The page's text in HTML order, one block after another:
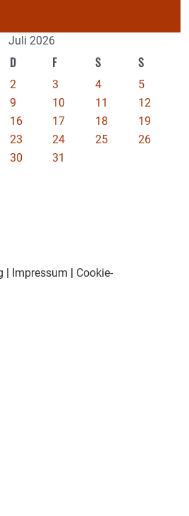
Juli 2026
D F S S
2 3 4
5
9 10 11
12
16 17 18
19
23 24 25
26
30
31
| Impressum | Cookie-